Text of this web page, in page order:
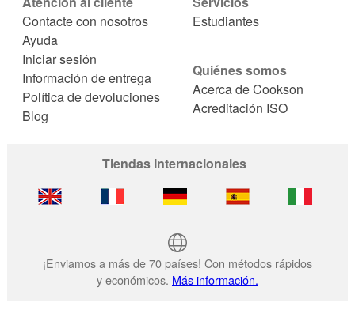
Contacte con nosotros
Ayuda
Iniciar sesión
Información de entrega
Política de devoluciones
Blog
Estudiantes
Quiénes somos
Acerca de Cookson
Acreditación ISO
Tiendas Internacionales
¡Enviamos a más de 70 países! Con métodos rápidos
y económicos. Más información.